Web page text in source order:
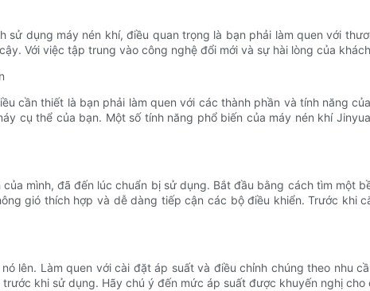
sử dụng máy nén khí, điều quan trọng là bạn phải làm quen với
Với việc tập trung vào công nghệ đổi mới và sự hài lòng của
cần thiết là bạn phải làm quen với các thành phần và tính năng
cụ thể của bạn. Một số tính năng phổ biến của máy nén khí
mình, đã đến lúc chuẩn bị sử dụng. Bắt đầu bằng cách tìm một
gió thích hợp và dễ dàng tiếp cận các bộ điều khiển. Trước khi
lên. Làm quen với cài đặt áp suất và điều chỉnh chúng theo nhu
khi sử dụng. Hãy chú ý đến mức áp suất được khuyến nghị